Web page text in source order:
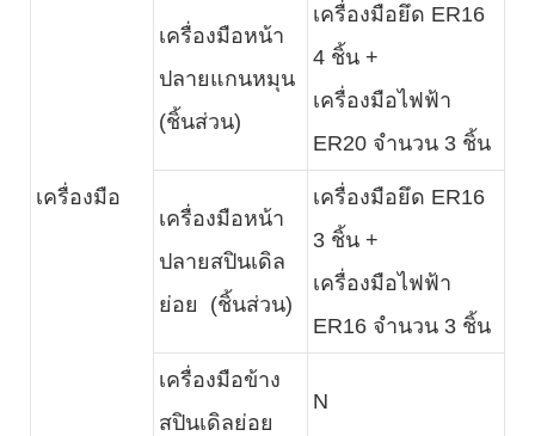
เครื่องมือ
เครื่องมือหน้า
ปลายแกนหมุน
(ชิ้นส่วน)
เครื่องมือยึด ER16
4 ชิ้น +
เครื่องมือไฟฟ้า
ER20 จำนวน 3 ชิ้น
เครื่องมือหน้า
ปลายสปินเดิล
ย่อย (ชิ้นส่วน)
เครื่องมือยึด ER16
3 ชิ้น +
เครื่องมือไฟฟ้า
ER16 จำนวน 3 ชิ้น
เครื่องมือข้าง
สปินเดิลย่อย
N